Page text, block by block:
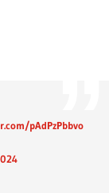
pAdPzPbbvo